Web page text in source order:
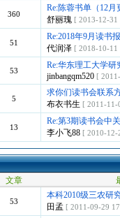
360
Re:陈蓉书单（12月
舒丽瑰 [ 2013-12-31
51
Re:2018年9月读书
代润泽 [ 2018-10-11
53
Re:华东理工大学研
jinbangqm520 [
5
求你们读书会联系
布衣书生 [ 2011-11-
13
Re:第3期读书会中
李小飞88 [ 2010-12-
文章
53
本科2010级三农研
田孟 [ 2011-09-29